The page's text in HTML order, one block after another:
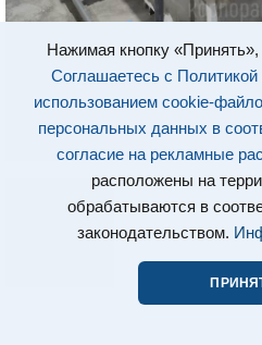
Нажимая кнопку
Соглашаетесь с
использованием cookie-
персональных данных в
согласие на рекламные
расположены на
обрабатываются в
законодательством.